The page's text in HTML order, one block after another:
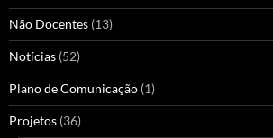
Não Docentes (13)
Notícias (52)
Plano de Comunicação (1)
Projetos (36)